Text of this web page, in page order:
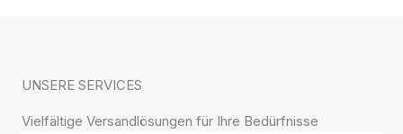
UNSERE SERVICES
Vielfältige Versandlösungen für Ihre Bedürfnisse